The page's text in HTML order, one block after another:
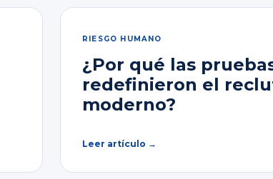
RIESGO HUMANO
¿Por qué las
redefinieron el
moderno?
Leer artículo →